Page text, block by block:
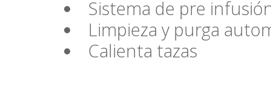
Sistema de pre
Limpieza y purga
Calienta tazas